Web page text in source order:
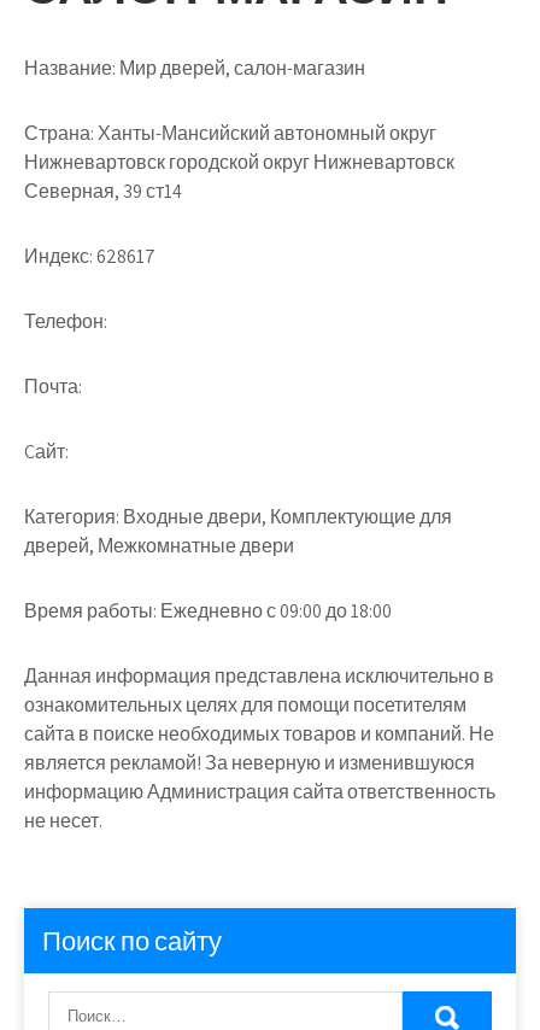
Название: Мир дверей, салон-магазин
Страна:Ханты-Мансийский автономный округ
Нижневартовск городской округ Нижневартовск
Северная, 39 ст14
Индекс:628617
Телефон:
Почта:
Cайт:
Категория: Входные двери, Комплектующие для
дверей, Межкомнатные двери
Время работы: Ежедневно с 09:00 до 18:00
Данная информация представлена исключительно в
ознакомительных целях для помощи посетителям
сайта в поиске необходимых товаров и компаний. Не
является рекламой! За неверную и изменившуюся
информацию Администрация сайта ответственность
не несет.
Поиск по сайту